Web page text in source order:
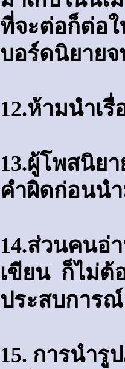
ที่จะต่อก็ต่อใ
บอร์ดนิยาย
12.ห้ามนำเ
13.ผู้โพสนิย
คำผิดก่อนน
14.ส่วนคนอ่
เขียน ก็ไม่ต้
ประสบการ
15. การนำรู